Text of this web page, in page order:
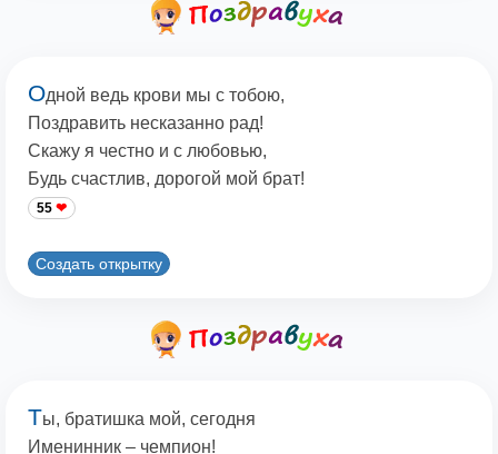
Одной ведь крови мы с тобою,
Поздравить несказанно рад!
Скажу я честно и с любовью,
Будь счастлив, дорогой мой брат!
55
Создать открытку
Ты, братишка мой, сегодня
Именинник – чемпион!